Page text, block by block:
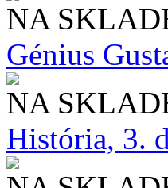
NA
Génius
NA
História, 3.